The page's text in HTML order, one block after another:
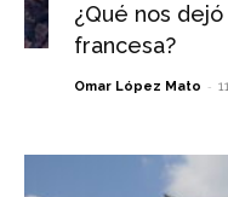
¿Qué nos
francesa?
Omar López Mato -